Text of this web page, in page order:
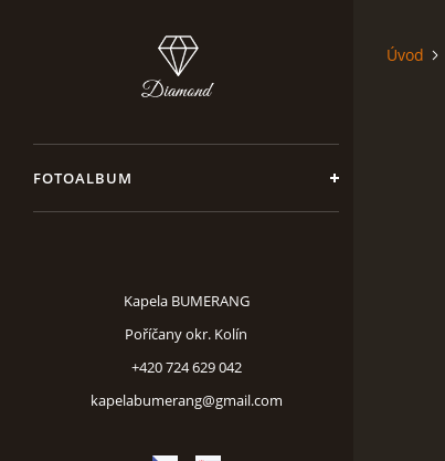
FOTOALBUM
Kapela BUMERANG
Poříčany okr. Kolín
+420 724 629 042
kapelabumerang@gmail.com
Úvod